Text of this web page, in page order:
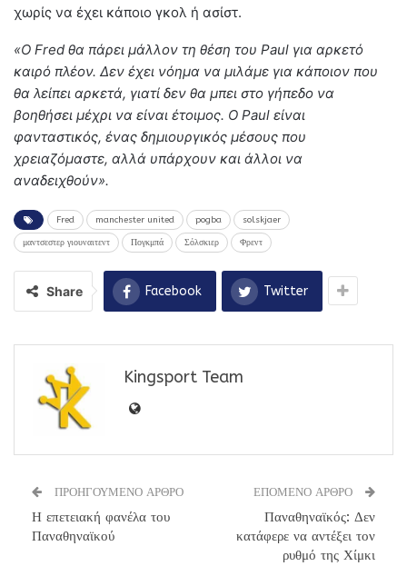
χωρίς να έχει κάποιο γκολ ή ασίστ.
«Ο Fred θα πάρει μάλλον τη θέση του Paul για αρκετό
καιρό πλέον. Δεν έχει νόημα να μιλάμε για κάποιον που
θα λείπει αρκετά, γιατί δεν θα μπει στο γήπεδο να
βοηθήσει μέχρι να είναι έτοιμος. Ο Paul είναι
φανταστικός, ένας δημιουργικός μέσους που
χρειαζόμαστε, αλλά υπάρχουν και άλλοι να
αναδειχθούν».
Fred manchester united pogba solskjaer
μαντσεστερ γιουναιτεντ Πογκμπά Σόλσκιερ Φρεντ
Share Facebook Twitter
Kingsport Team
ΠΡΟΗΓΟΥΜΕΝΟ ΑΡΘΡΟ
Η επετειακή φανέλα του
Παναθηναϊκού
ΕΠΟΜΕΝΟ ΑΡΘΡΟ
Παναθηναϊκός: Δεν
κατάφερε να αντέξει τον
ρυθμό της Χίμκι